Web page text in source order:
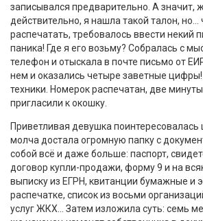
записывался предварительно. А значит,
действительно, я нашла такой талон, но…
распечатать, требовалось ввести некий
паника! Где я его возьму? Собралась с
телефон и отыскала в почте письмо от
нем и оказались четыре заветные
техники. Номерок распечатан, две
пригласили к окошку.
Приветливая девушка поинтересовалась
молча достала огромную папку с
собой всё и даже больше: паспорт,
договор купли-продажи, форму 9 и на
выписку из ЕГРН, квитанции бумажные и
распечатке, список из восьми
услуг ЖКХ… Затем изложила суть: семь